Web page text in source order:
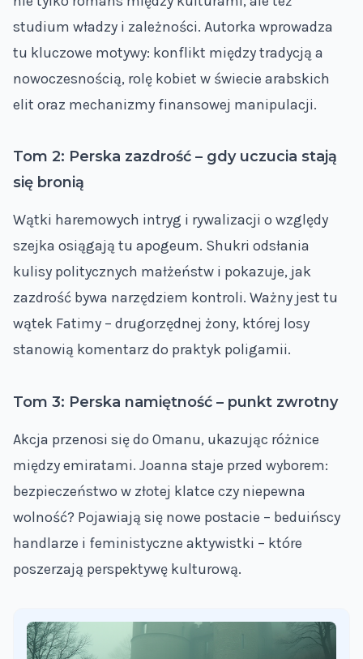
studium władzy i zależności. Autorka wprowadza
tu kluczowe motywy: konflikt między tradycją a
nowoczesnością, rolę kobiet w świecie arabskich
elit oraz mechanizmy finansowej manipulacji.
Tom 2: Perska zazdrość – gdy uczucia stają
się bronią
Wątki haremowych intryg i rywalizacji o względy
szejka osiągają tu apogeum. Shukri odsłania
kulisy politycznych małżeństw i pokazuje, jak
zazdrość bywa narzędziem kontroli. Ważny jest tu
wątek Fatimy – drugorzędnej żony, której losy
stanowią komentarz do praktyk poligamii.
Tom 3: Perska namiętność – punkt zwrotny
Akcja przenosi się do Omanu, ukazując różnice
między emiratami. Joanna staje przed wyborem:
bezpieczeństwo w złotej klatce czy niepewna
wolność? Pojawiają się nowe postacie – beduińscy
handlarze i feministyczne aktywistki – które
poszerzają perspektywę kulturową.
Pan Samochodzik - kolejność oglądania. Jakie